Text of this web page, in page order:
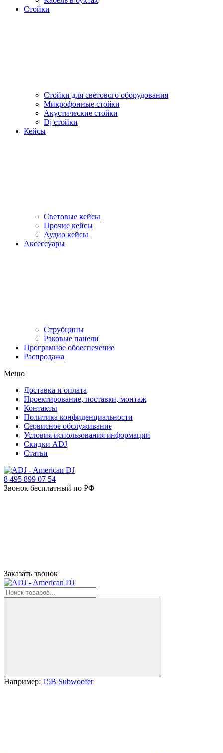
Стойки
Стойки для светового оборудования
Микрофонные стойки
Акустические стойки
Dj стойки
Кейсы
Световые кейсы
Прочие кейсы
Аудио кейсы
Аксессуары
Струбцины
Рэковые панели
Програмное обоеспечение
Распродажа
Меню
Доставка и оплата
Проектирование, поставки, монтаж
Контакты
Политика конфиденциальности
Сервисное обслуживание
Условия использования информации
Скидки ADJ
Статьи
8 495 899 07 54
Звонок бесплатный по РФ
Заказать звонок
Например: 15B Subwoofer